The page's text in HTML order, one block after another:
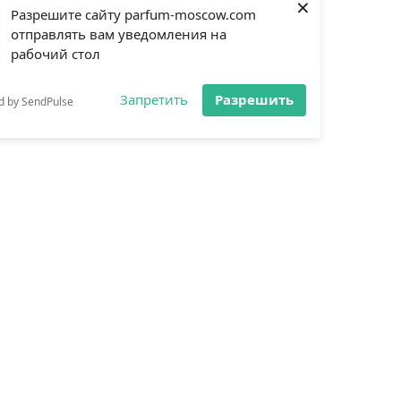
Разрешите сайту parfum-moscow.com
отправлять вам уведомления на
рабочий стол
by SendPulse Запретить Разрешить
×